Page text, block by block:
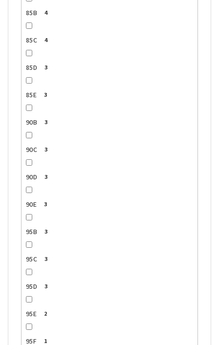
85B 4
85C 4
85D 3
85E 3
90B 3
90C 3
90D 3
90E 3
95B 3
95C 3
95D 3
95E 2
95F 1